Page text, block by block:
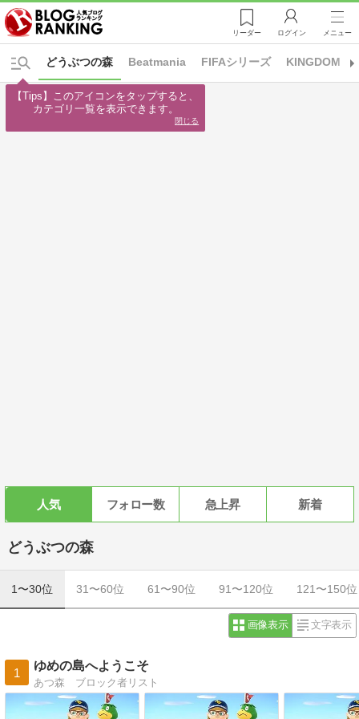
リーダー ログイン メニュー
Beatmania FIFAシリーズ KINGDOM
どうぶつの森
人気 フォロー数 急上昇 新着
どうぶつの森
1〜30位 31〜60位 61〜90位 91〜120位 121〜150位
画像表示 文字表示
1
ゆめの島へようこそ
あつ森 ブロック者リスト
【Tips】このアイコンをタップすると、
カテゴリ一覧を表示できます。
閉じる